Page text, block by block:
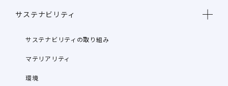
サステナビリティ
サステナビリティの取り組み
マテリアリティ
環境